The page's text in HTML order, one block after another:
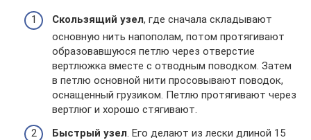
Скользящий узел, где сначала складывают
основную нить напополам, потом протягивают
образовавшуюся петлю через отверстие
вертлюжка вместе с отводным поводком. Затем
в петлю основной нити просовывают поводок,
оснащенный грузиком. Петлю протягивают через
вертлюг и хорошо стягивают.
Быстрый узел . Его делают из лески длиной 15